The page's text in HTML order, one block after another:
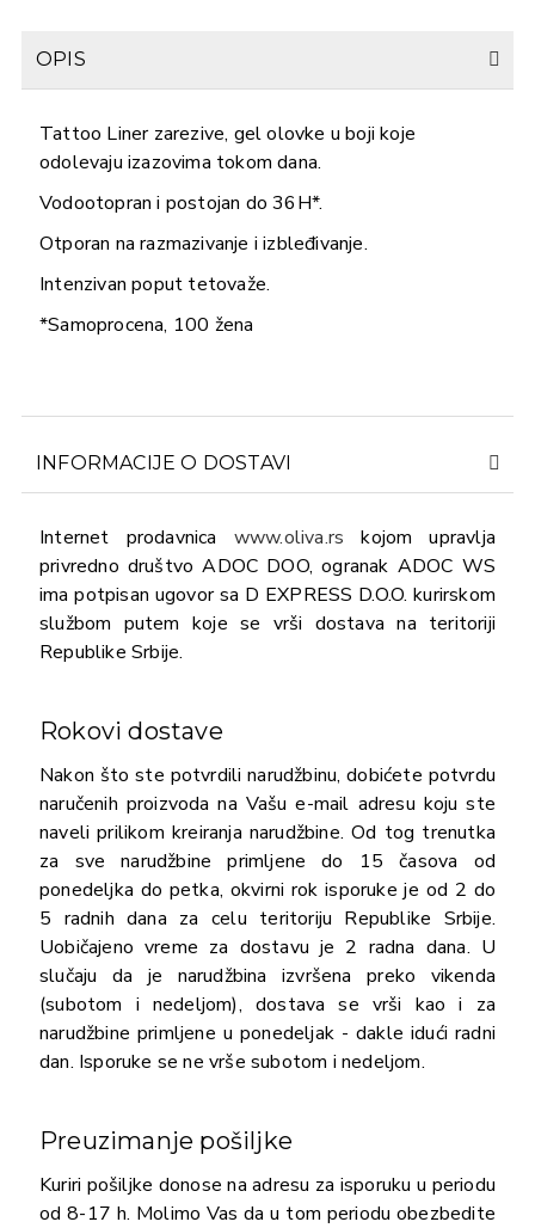
OPIS
Tattoo Liner zarezive, gel olovke u boji koje
odolevaju izazovima tokom dana.
Vodootopran i postojan do 36H*.
Otporan na razmazivanje i izbleđivanje.
Intenzivan poput tetovaže.
*Samoprocena, 100 žena
INFORMACIJE O DOSTAVI
Internet prodavnica www.oliva.rs kojom upravlja
privredno društvo ADOC DOO, ogranak ADOC WS
ima potpisan ugovor sa D EXPRESS D.O.O. kurirskom
službom putem koje se vrši dostava na teritoriji
Republike Srbije.
Rokovi dostave
Nakon što ste potvrdili narudžbinu, dobićete potvrdu
naručenih proizvoda na Vašu e-mail adresu koju ste
naveli prilikom kreiranja narudžbine. Od tog trenutka
za sve narudžbine primljene do 15 časova od
ponedeljka do petka, okvirni rok isporuke je od 2 do
5 radnih dana za celu teritoriju Republike Srbije.
Uobičajeno vreme za dostavu je 2 radna dana. U
slučaju da je narudžbina izvršena preko vikenda
(subotom i nedeljom), dostava se vrši kao i za
narudžbine primljene u ponedeljak - dakle idući radni
dan. Isporuke se ne vrše subotom i nedeljom.
Preuzimanje pošiljke
Kuriri pošiljke donose na adresu za isporuku u periodu
od 8-17 h. Molimo Vas da u tom periodu obezbedite